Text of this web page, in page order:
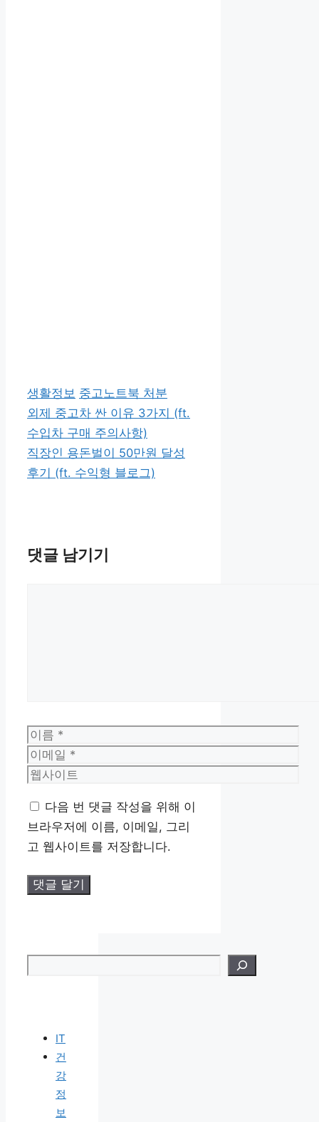
카
테
고
리
생활정보 태
그
중고노트북 처분
외제 중고차 싼 이유 3가지 (ft.
수입차 구매 주의사항)
직장인 용돈벌이 50만원 달성
후기 (ft. 수익형 블로그)
댓글 남기기
이
름
이
메
웹
이
트
다음 번 댓글 작성을 위해 이
브라우저에 이름, 이메일, 그리
고 웹사이트를 저장합니다.
IT
건
강
정
보